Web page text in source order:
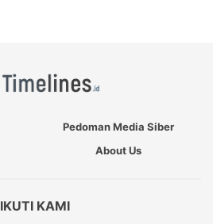
Pedoman Media Siber
About Us
IKUTI KAMI